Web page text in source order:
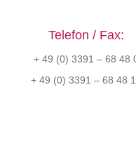
Telefon / Fax:
+ 49 (0) 3391 – 68 48
+ 49 (0) 3391 – 68 48